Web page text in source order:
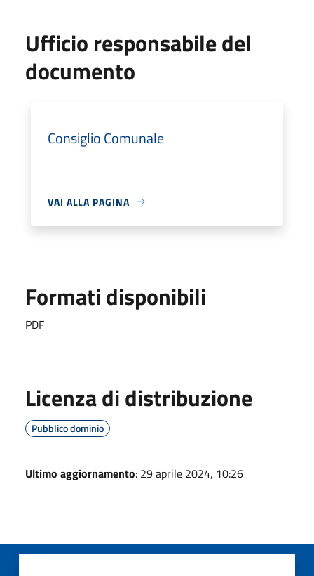
Ufficio responsabile del
documento
Consiglio Comunale
VAI ALLA PAGINA
Formati disponibili
PDF
Licenza di distribuzione
Pubblico dominio
Ultimo aggiornamento: 29 aprile 2024, 10:26